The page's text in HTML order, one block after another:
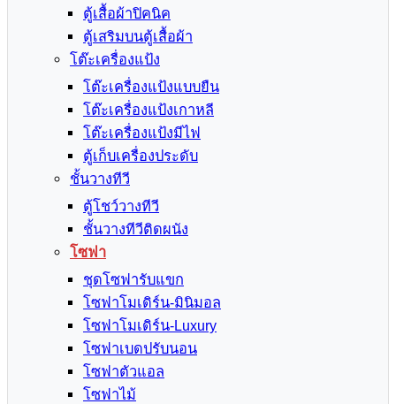
ตู้เสื้อผ้าปิคนิค
ตู้เสริมบนตู้เสื้อผ้า
โต๊ะเครื่องแป้ง
โต๊ะเครื่องแป้งแบบยืน
โต๊ะเครื่องแป้งเกาหลี
โต๊ะเครื่องแป้งมีไฟ
ตู้เก็บเครื่องประดับ
ชั้นวางทีวี
ตู้โชว์วางทีวี
ชั้นวางทีวีติดผนัง
โซฟา
ชุดโซฟารับแขก
โซฟาโมเดิร์น-มินิมอล
โซฟาโมเดิร์น-Luxury
โซฟาเบดปรับนอน
โซฟาตัวแอล
โซฟาไม้